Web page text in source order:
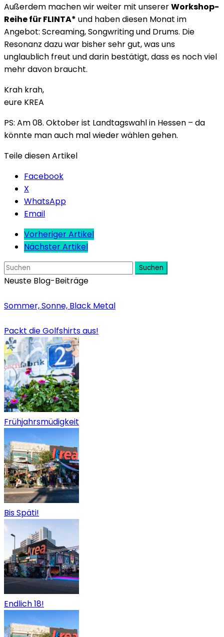
Außerdem machen wir weiter mit unsererWorkshop-
Reihe für FLINTA* und haben diesen Monat im
Angebot: Screaming, Songwriting und Drums. Die
Resonanz dazu war bisher sehr gut, was uns
unglaublich freut und darin bestätigt, dass es noch viel
mehr davon braucht.
Krah krah,
eure KREA
PS: Am 08. Oktober ist Landtagswahl in Hessen – da
könnte man auch mal wieder wählen gehen.
Teile diesen Artikel
Facebook
X
WhatsApp
Email
Vorheriger Artikel
Nächster Artikel
Suchen
Neuste Blog-Beiträge
Sommer, Sonne, Black Metal
Packt die Golfshirts aus!
Frühjahrsmüdigkeit
Bis Späti!
Endlich 18!